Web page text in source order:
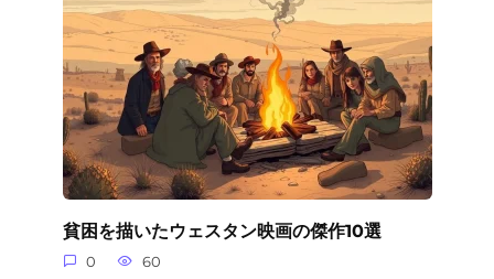
貧困を描いたウェスタン映画の傑作10選
0 60